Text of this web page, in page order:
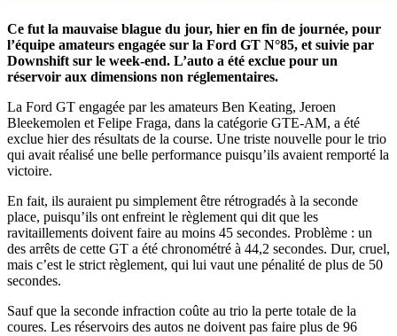
Ce fut la mauvaise blague du jour, hier en fin de journée, pour
l’équipe amateurs engagée sur la Ford GT N°85, et suivie par
Downshift sur le week-end. L’auto a été exclue pour un
réservoir aux dimensions non réglementaires.
La Ford GT engagée par les amateurs Ben Keating, Jeroen
Bleekemolen et Felipe Fraga, dans la catégorie GTE-AM, a été
exclue hier des résultats de la course. Une triste nouvelle pour le trio
qui avait réalisé une belle performance puisqu’ils avaient remporté la
victoire.
En fait, ils auraient pu simplement être rétrogradés à la seconde
place, puisqu’ils ont enfreint le règlement qui dit que les
ravitaillements doivent faire au moins 45 secondes. Problème : un
des arrêts de cette GT a été chronométré à 44,2 secondes. Dur, cruel,
mais c’est le strict règlement, qui lui vaut une pénalité de plus de 50
secondes.
Sauf que la seconde infraction coûte au trio la perte totale de la
coures. Les réservoirs des autos ne doivent pas faire plus de 96